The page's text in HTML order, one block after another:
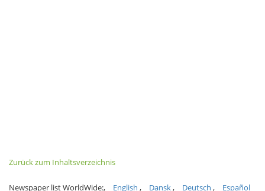
Zurück zum Inhaltsverzeichnis
Newspaper list WorldWide: English Dansk Deutsch Español